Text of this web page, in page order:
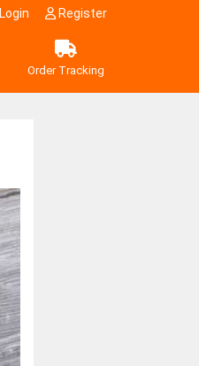
Login Register
Order Tracking